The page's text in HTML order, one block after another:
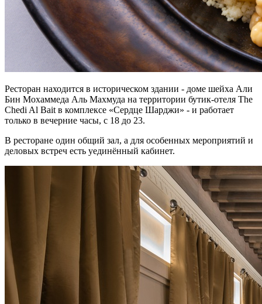
Ресторан находится в историческом здании - доме шейха Али
Бин Мохаммеда Аль Махмуда на территории бутик-отеля The
Chedi Al Bait в комплексе «Сердце Шарджи» - и работает
только в вечерние часы, с 18 до 23.
В ресторане один общий зал, а для особенных мероприятий и
деловых встреч есть уединённый кабинет.